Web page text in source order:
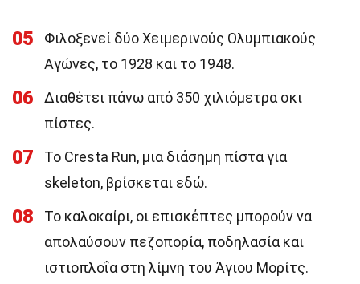
05
Φιλοξενεί δύο Χειμερινούς Ολυμπιακούς
Αγώνες, το 1928 και το 1948.
06
Διαθέτει πάνω από 350 χιλιόμετρα σκι
πίστες.
07
Το Cresta Run, μια διάσημη πίστα για
skeleton, βρίσκεται εδώ.
08
Το καλοκαίρι, οι επισκέπτες μπορούν να
απολαύσουν πεζοπορία, ποδηλασία και
ιστιοπλοΐα στη λίμνη του Άγιου Μορίτς.